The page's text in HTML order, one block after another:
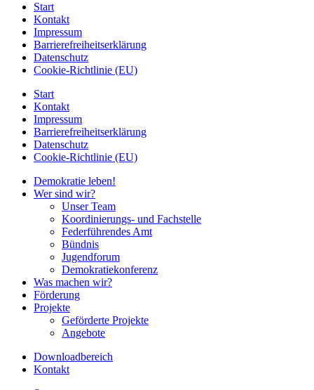
Start
Kontakt
Impressum
Barrierefreiheitserklärung
Datenschutz
Cookie-Richtlinie (EU)
Start
Kontakt
Impressum
Barrierefreiheitserklärung
Datenschutz
Cookie-Richtlinie (EU)
Demokratie leben!
Wer sind wir?
Unser Team
Koordinierungs- und Fachstelle
Federführendes Amt
Bündnis
Jugendforum
Demokratiekonferenz
Was machen wir?
Förderung
Projekte
Geförderte Projekte
Angebote
Downloadbereich
Kontakt